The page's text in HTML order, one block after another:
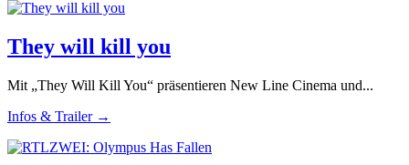
They will kill you
Mit „They Will Kill You“ präsentieren New Line Cinema und...
Infos & Trailer →